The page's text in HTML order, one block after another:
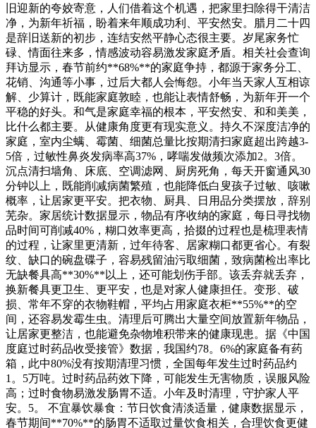
旧迎新的夸姣寄意，人们借着这个机遇，把家里扫除得干清洁
净，为新年祈福，盼着来年顺成功利、平安然安。腊月二十四
是辞旧送新的初步，连结安然平静心态很主要。岁尾家务忙
碌、情面往来多，情感波动容易激发家庭矛盾。相关社会查询
拜访显示，春节前约**68%**的家庭争持，都源于家务分工、
花销、沟通等小事，过后大都人会悔怨。小年当天家人互相谅
解、少算计，既能家庭敦睦，也能让表情舒畅，为新年开一个
平稳的好头。和气是家庭幸福的根本，平安然安、和和美美，
比什么都主要。从健康角度更有现实意义。持久不深度洁净的
家庭，室内尘螨、霉菌、细菌总量比按期清扫家庭超出跨越3-
5倍，过敏性鼻炎发病率高37%，哮喘发做频次添加2。3倍。
沉点清扫墙角、床底、空调滤网、厨房死角，每天开窗通风30
分钟以上，既能削减病菌繁殖，也能降低白叟孩子过敏、咳嗽
概率，让居家更平安。把衣物、厨具、日用品分类摆放，辞别
芜杂。家居统计数据显示，物品有序收纳的家庭，每日寻找物
品时间可削减40%，糊口效率更高，拾掇的过程也是梳理表情
的过程，让家里更清新，过年待客、居家糊口都更省心。有裂
纹、缺口的碗盘碟子，容易残留油污取细菌，致病菌检出率比
无缺餐具高**30%**以上，还可能划伤手部。该丢弃就丢弃，
换新餐具更卫生、更平安，也是对家人健康担任。变形、破
损、常年不穿的衣物鞋帽，平均占用家庭衣柜**55%**的空
间，还容易发霉生虫。清理后可腾出大量空间放置新年物品，
让居家更整洁，也能避免杂物堆积带来的健康现患。据《中国
度庭过时药品收受接管》数据，我国约78。6%的家庭备有药
箱，此中80%没有按期清理习惯，全国每年发生过时药品约
1。5万吨。过时药品药效下降，可能发生无害物质，误服风险
高；过时食物易激发肠胃不适。小年及时清理，守护家人平
安。5。 不宜暴饮暴食：节日饮食清淡适量，健康数据显示，
春节期间**70%**的肠胃不适取过量饮食相关，合理饮食更健